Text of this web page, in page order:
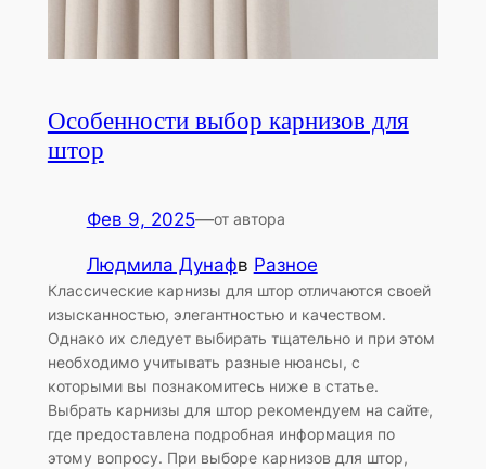
Особенности выбор карнизов для
штор
Фев 9, 2025—от автора
Людмила Дунафв Разное
Классические карнизы для штор отличаются своей
изысканностью, элегантностью и качеством.
Однако их следует выбирать тщательно и при этом
необходимо учитывать разные нюансы, с
которыми вы познакомитесь ниже в статье.
Выбрать карнизы для штор рекомендуем на сайте,
где предоставлена подробная информация по
этому вопросу. При выборе карнизов для штор,